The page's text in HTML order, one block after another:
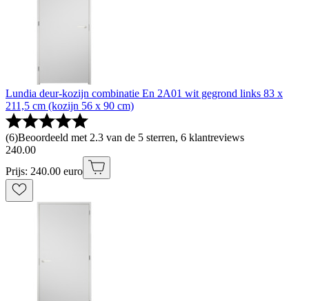
Lundia deur-kozijn combinatie En 2A01 wit gegrond links 83 x
211,5 cm (kozijn 56 x 90 cm)
(6)Beoordeeld met 2.3 van de 5 sterren, 6 klantreviews
240.00
Prijs: 240.00 euro